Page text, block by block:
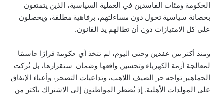
الحكومة ومئات الفاسدين في العملية السياسية، الذين يتمتعون
بحصانة سياسية تحول دون مساءلتهم، برفاهية مطلقة، ويحصلون
على كل الامتيازات دون أن تطالهم يد القانون.
ومنذ أكثر من عقدين وحتى اليوم، لم تتخذ أي حكومة قرارًا حاسمًا
لمعالجة أزمة الكهرباء وتحسين واقعها وضمان استقرارها، بل تُركت
الجماهير تواجه حر الصيف اللاهب، وتداعيات التصحر، وأعباء الإنفاق
على المولدات الأهلية. إذ يُضطر المواطنون إلى الاشتراك بأكثر من